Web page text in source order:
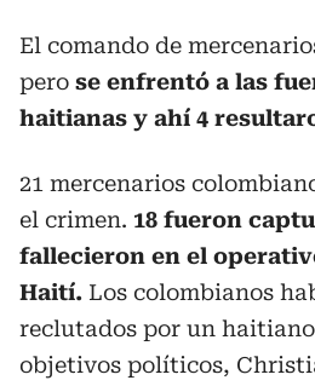
El comando de
pero se enfrentó a las
haitianas y ahí 4
21 mercenarios
el crimen. 18 fueron
fallecieron en el
Haití. Los colombianos
reclutados por un
objetivos políticos,